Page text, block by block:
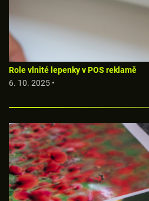
Role vlnité lepenky v POS reklamě
6. 10. 2025 •